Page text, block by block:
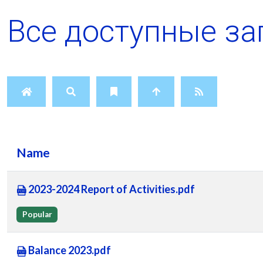
Все доступные
Name
2023-2024 Report of Activities.pdf
Popular
Balance 2023.pdf